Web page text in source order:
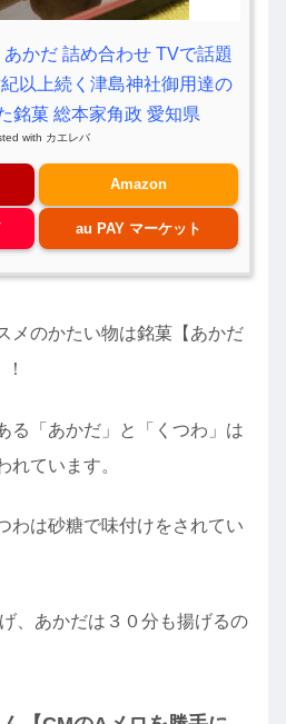
あかだ 詰め合わせ TVで話題
以上続く津島神社御用達の
銘菓 総本家角政 愛知県
with カエレバ
Amazon
au PAY マーケット
メのかたい物は銘菓【あかだ
る「あかだ」と「くつわ」は
れています。
わは砂糖で味付けをされてい
、あかだは３０分も揚げるの